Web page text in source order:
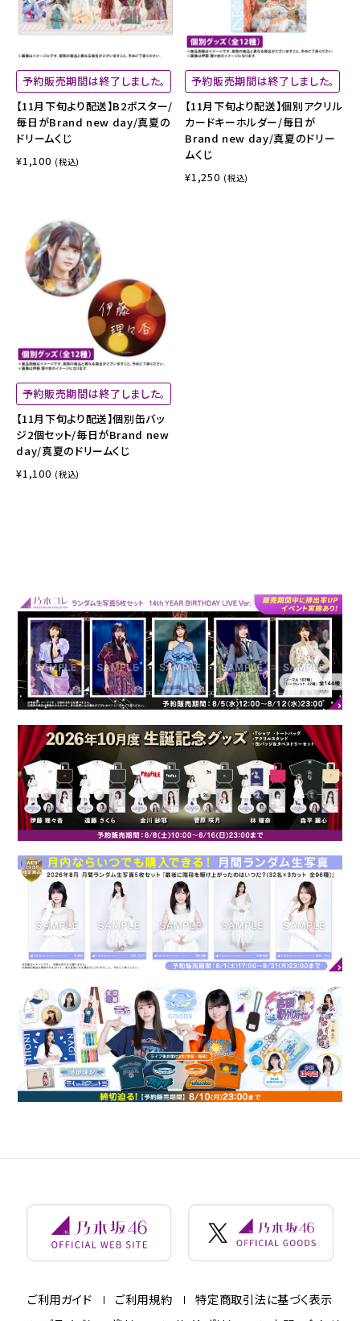
予約販売期間は終了しました。
【11月下旬より配送】B2ポスター/
毎日がBrand new day/真夏の
ドリームくじ
¥1,100 (税込)
予約販売期間は終了しました。
【11月下旬より配送】個別アクリル
カードキーホルダー/毎日が
Brand new day/真夏のドリー
ムくじ
¥1,250 (税込)
予約販売期間は終了しました。
【11月下旬より配送】個別缶バッ
ジ2個セット/毎日がBrand new
day/真夏のドリームくじ
¥1,100 (税込)
ご利用ガイド ご利用規約
特定商取引法に基づく表示